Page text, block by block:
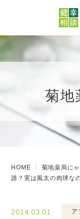
菊地
HOME 菊地薬局に
誰？実は風太の肉球な
2014.03.01 ア